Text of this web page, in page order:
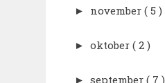
► november ( 5 )
► oktober ( 2 )
► september ( 7 )